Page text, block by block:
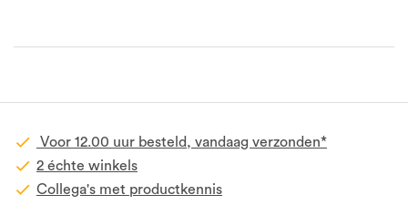
Voor 12.00 uur besteld, vandaag verzonden*
2 échte winkels
Collega's met productkennis